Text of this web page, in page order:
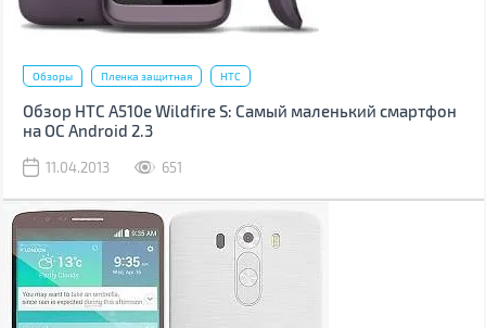
Обзоры Пленка защитная HTC
Обзор HTC A510e Wildfire S: Самый маленький смартфон
на ОС Android 2.3
11.04.2013 651